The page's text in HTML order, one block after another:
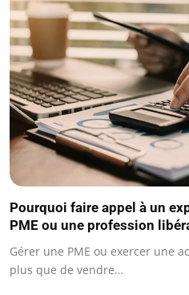
Pourquoi faire appel à un
PME ou une profession
Gérer une PME ou exercer une
plus que de vendre…